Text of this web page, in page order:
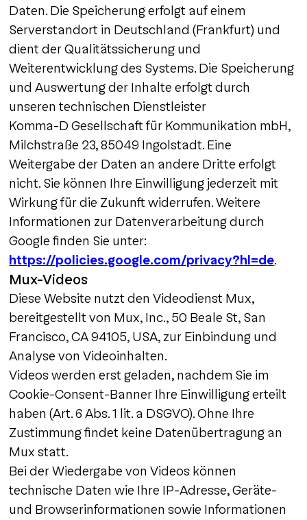
Daten. Die Speicherung erfolgt auf einem
Serverstandort in Deutschland (Frankfurt) und
dient der Qualitätssicherung und
Weiterentwicklung des Systems. Die Speicherung
und Auswertung der Inhalte erfolgt durch
unseren technischen Dienstleister
Komma-D Gesellschaft für Kommunikation mbH,
Milchstraße 23, 85049 Ingolstadt. Eine
Weitergabe der Daten an andere Dritte erfolgt
nicht. Sie können Ihre Einwilligung jederzeit mit
Wirkung für die Zukunft widerrufen. Weitere
Informationen zur Datenverarbeitung durch
Google finden Sie unter:
https://policies.google.com/privacy?hl=de.
Mux-Videos
Diese Website nutzt den Videodienst Mux,
bereitgestellt von Mux, Inc., 50 Beale St, San
Francisco, CA 94105, USA, zur Einbindung und
Analyse von Videoinhalten.
Videos werden erst geladen, nachdem Sie im
Cookie-Consent-Banner Ihre Einwilligung erteilt
haben (Art. 6 Abs. 1 lit. a DSGVO). Ohne Ihre
Zustimmung findet keine Datenübertragung an
Mux statt.
Bei der Wiedergabe von Videos können
technische Daten wie Ihre IP-Adresse, Geräte-
und Browserinformationen sowie Informationen